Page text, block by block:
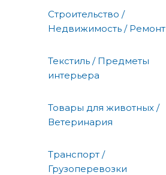
Строительство /
Недвижимость / Ремонт
Текстиль / Предметы
интерьера
Товары для животных /
Ветеринария
Транспорт /
Грузоперевозки